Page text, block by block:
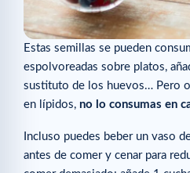
Estas semillas se pueden
espolvoreadas sobre platos,
sustituto de los huevos… Pero
en lípidos, no lo consumas en
Incluso puedes beber un vaso
antes de comer y cenar para